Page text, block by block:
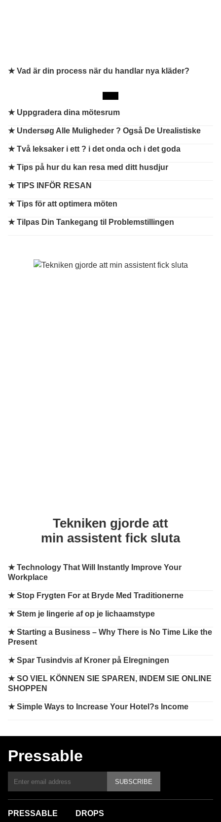
★ Vad är din process när du handlar nya kläder?
★ Uppgradera dina mötesrum
★ Undersøg Alle Muligheder ? Også De Urealistiske
★Två leksaker i ett ? i det onda och i det goda
★Tips på hur du kan resa med ditt husdjur
★TIPS INFÖR RESAN
★Tips för att optimera möten
★Tilpas Din Tankegang til Problemstillingen
Tekniken gjorde att
min assistent fick sluta
★Technology That Will Instantly Improve Your
Workplace
★Stop Frygten For at Bryde Med Traditionerne
★Stem je lingerie af op je lichaamstype
★Starting a Business – Why There is No Time Like the
Present
★Spar Tusindvis af Kroner på Elregningen
★SO VIEL KÖNNEN SIE SPAREN, INDEM SIE ONLINE
SHOPPEN
★Simple Ways to Increase Your Hotel?s Income
Pressable
SUBSCRIBE
PRESSABLE DROPS